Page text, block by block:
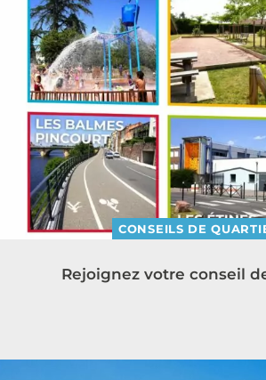
CONSEILS DE
Rejoignez votre conseil